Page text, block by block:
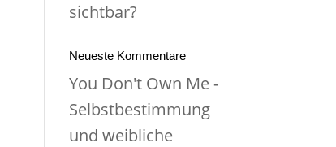
sichtbar?
Neueste Kommentare
You Don't Own Me -
Selbstbestimmung
und weibliche